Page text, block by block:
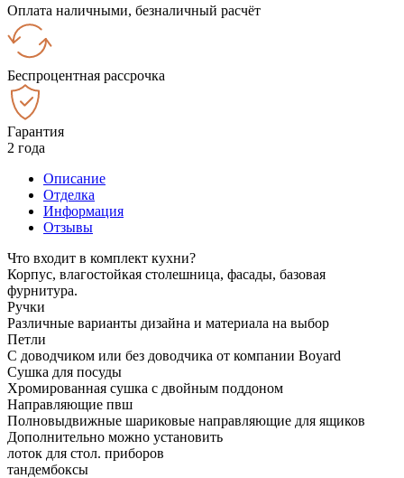
Оплата наличными, безналичный расчёт
Беспроцентная рассрочка
Гарантия
2 года
Описание
Отделка
Информация
Отзывы
Что входит в комплект кухни?
Корпус, влагостойкая столешница, фасады, базовая
фурнитура.
Ручки
Различные варианты дизайна и материала на выбор
Петли
С доводчиком или без доводчика от компании Boyard
Сушка для посуды
Хромированная сушка с двойным поддоном
Направляющие пвш
Полновыдвижные шариковые направляющие для ящиков
Дополнительно можно установить
лоток для стол. приборов
тандембоксы